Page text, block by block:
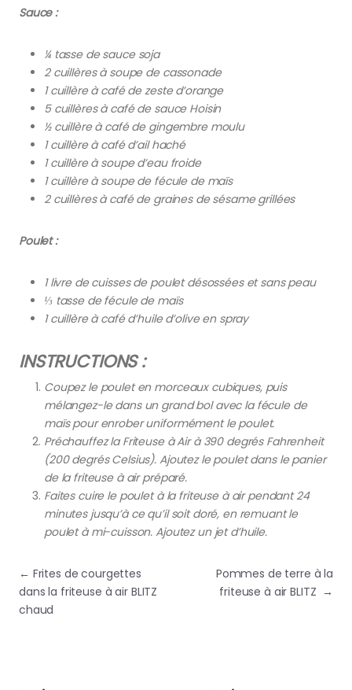
Sauce :
¼ tasse de sauce soja
2 cuillères à soupe de cassonade
1 cuillère à café de zeste d’orange
5 cuillères à café de sauce Hoisin
½ cuillère à café de gingembre moulu
1 cuillère à café d’ail haché
1 cuillère à soupe d’eau froide
1 cuillère à soupe de fécule de maïs
2 cuillères à café de graines de sésame grillées
Poulet :
1 livre de cuisses de poulet désossées et sans peau
⅓ tasse de fécule de maïs
1 cuillère à café d’huile d’olive en spray
INSTRUCTIONS :
Coupez le poulet en morceaux cubiques, puis
mélangez-le dans un grand bol avec la fécule de
maïs pour enrober uniformément le poulet.
Préchauffez la Friteuse à Air à 390 degrés Fahrenheit
(200 degrés Celsius). Ajoutez le poulet dans le panier
de la friteuse à air préparé.
Faites cuire le poulet à la friteuse à air pendant 24
minutes jusqu’à ce qu’il soit doré, en remuant le
poulet à mi-cuisson. Ajoutez un jet d’huile.
Navigation de l’article
← Frites de courgettes
dans la friteuse à air BLITZ
chaud
Pommes de terre à la
friteuse à air BLITZ →